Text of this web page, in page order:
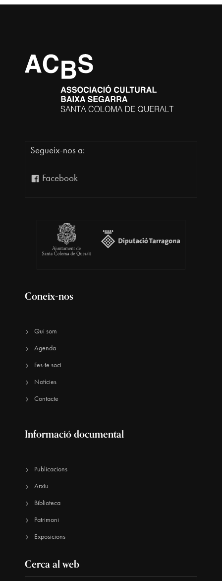
Segueix-nos a:
Facebook
Coneix-nos
Qui som
Agenda
Fes-te soci
Notícies
Contacte
Informació documental
Publicacions
Arxiu
Biblioteca
Patrimoni
Exposicions
Cerca al web